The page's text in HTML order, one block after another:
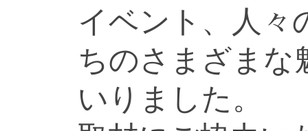
イベント、人々
ちのさまざまな
いりました。